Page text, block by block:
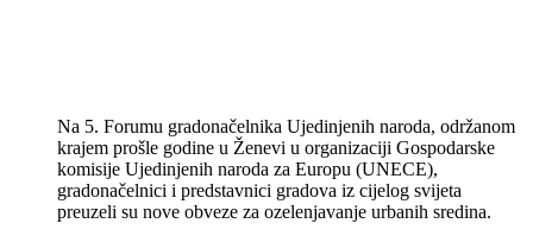
Na 5. Forumu gradonačelnika Ujedinjenih naroda, održanom
krajem prošle godine u Ženevi u organizaciji Gospodarske
komisije Ujedinjenih naroda za Europu (UNECE),
gradonačelnici i predstavnici gradova iz cijelog svijeta
preuzeli su nove obveze za ozelenjavanje urbanih sredina.